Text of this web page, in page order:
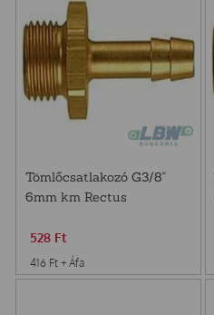
Tömlőcsatlakozó G3/8"
6mm km Rectus
528 Ft
416 Ft + Áfa